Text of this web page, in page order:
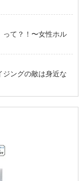
って？！〜女性ホル
ジングの敵は身近な